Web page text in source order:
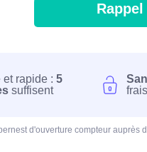
et rapide :5
suffisent
d'ouverture compteur auprès